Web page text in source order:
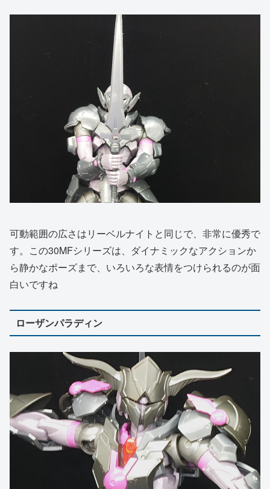
可動範囲の広さはリーベルナイトと同じで、非常に優秀で
す。この30MFシリーズは、ダイナミックなアクションか
ら静かなポーズまで、いろいろな表情をつけられるのが面
白いですね
ローザンパラディン